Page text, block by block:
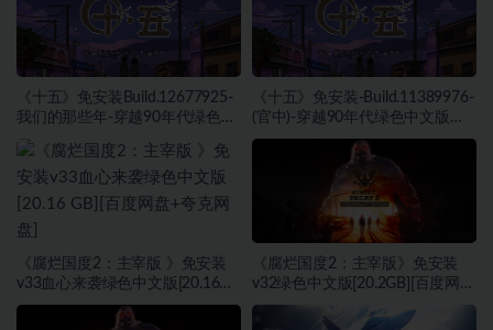
《十五》免安装Build.12677925-
我们的那些年-穿越90年代绿色中
《十五》免安装-Build.11389976-
(官中)-穿越90年代绿色中文版
[1.68 GB][百度网盘+夸克网盘]
《腐烂国度2：主宰版 》免安装
v33血心来袭绿色中文版[20.16
GB][百度网盘+夸克网盘]
《腐烂国度2：主宰版》免安装
v32绿色中文版[20.2GB][百度网
盘]